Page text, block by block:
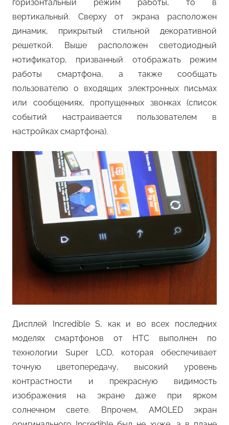
горизонтальный режим работы, то в
вертикальный. Сверху от экрана расположен
динамик, прикрытый стильной декоративной
решеткой. Выше расположен светодиодный
нотификатор, призванный отображать режим
работы смартфона, а также сообщать
пользователю о входящих электронных письмах
или сообщениях, пропущенных звонках (список
событий настраивается пользователем в
настройках смартфона).
Дисплей Incredible S, как и во всех последних
моделях смартфонов от HTC выполнен по
технологии Super LCD, которая обеспечивает
точную цветопередачу, высокий уровень
контрастности и прекрасную видимость
изображения на экране даже при ярком
солнечном свете. Впрочем, AMOLED экран